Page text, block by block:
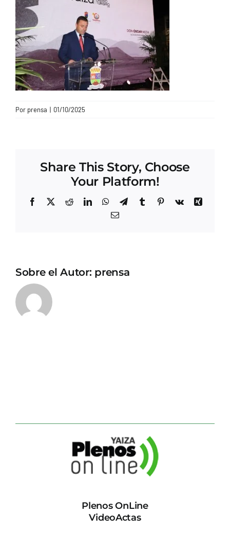
CONTACTO
Por prensa | 01/10/2025
Share This Story, Choose
Your Platform!
Facebook
X RedditLinkedInWhatsApp
TelegramTumblrPinterest
Vk
Xing
Correo
Sobre el Autor: prensa
Plenos OnLine
VideoActas